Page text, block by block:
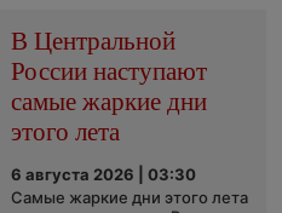
В Центральной
России наступают
самые жаркие дни
этого лета
6 августа 2026 | 03:30
Самые жаркие дни этого лета